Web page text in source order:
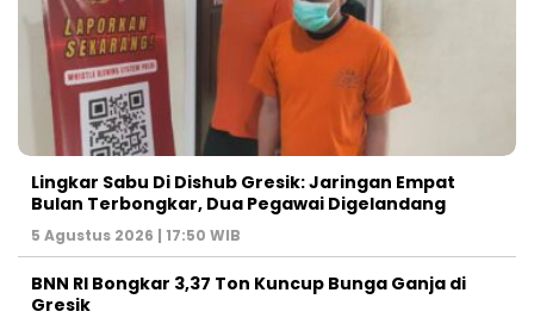
Lingkar Sabu Di Dishub Gresik: Jaringan Empat
Bulan Terbongkar, Dua Pegawai Digelandang
5 Agustus 2026 | 17:50 WIB
BNN RI Bongkar 3,37 Ton Kuncup Bunga Ganja di
Gresik